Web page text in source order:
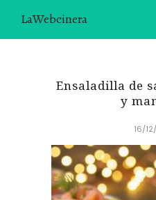
LaWebcinera
SOBRE MÍ
¿TE GUSTARÍA UNIRTE A
Ensaladilla de
y
16/